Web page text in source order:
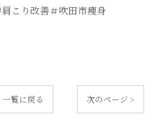
こり改善＃吹田市痩身
一覧に戻る 次のページ >